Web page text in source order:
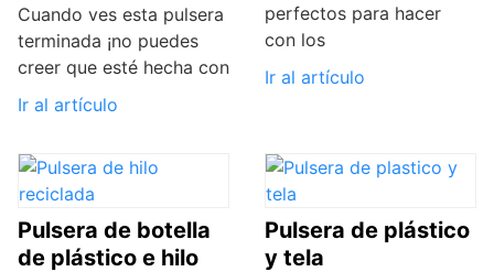
Cuando ves esta pulsera
terminada ¡no puedes
creer que esté hecha con
Ir al artículo
perfectos para hacer
con los
Ir al artículo
Pulsera de botella
de plástico e hilo
Pulsera de plástico
y tela